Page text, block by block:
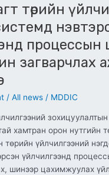
төрийн
загварчлах
/All news / MDDIC
хамтран орон нутгийн
төрийн үйлчилгээний
үйлчилгээнд
шинээр цахимжуулах